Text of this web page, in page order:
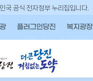
국 공식 전자정부 누리집입니다.
플러그인당진 복지광장